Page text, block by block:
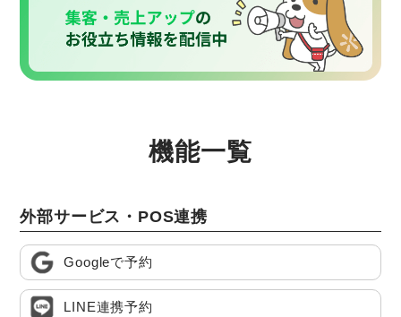
機能一覧
外部サービス・POS連携
Googleで予約
LINE連携予約